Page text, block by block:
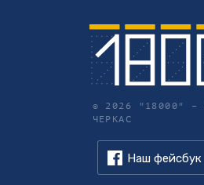
© 2026 "18000" –
ЧЕРКАС
Наш фейсбук